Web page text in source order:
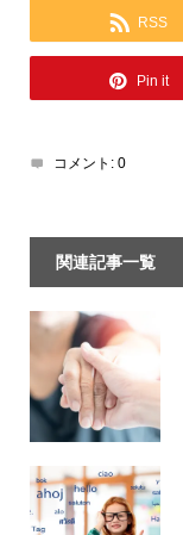
RSS
Pin it
コメント: 0
関連記事一覧